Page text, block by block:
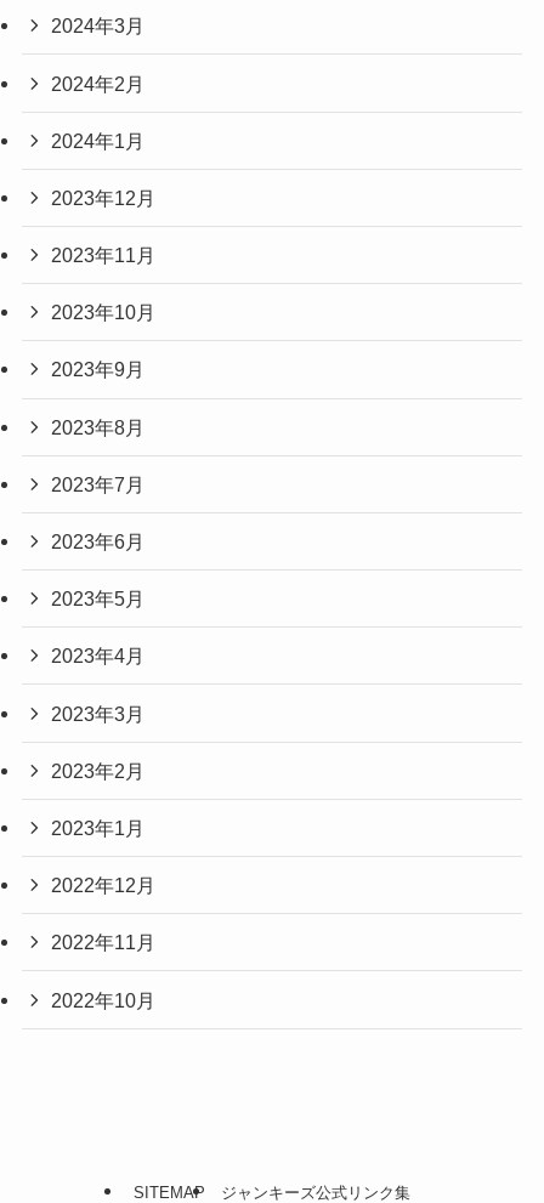
2024年3月
2024年2月
2024年1月
2023年12月
2023年11月
2023年10月
2023年9月
2023年8月
2023年7月
2023年6月
2023年5月
2023年4月
2023年3月
2023年2月
2023年1月
2022年12月
2022年11月
2022年10月
SITEMAP ジャンキーズ公式リンク集